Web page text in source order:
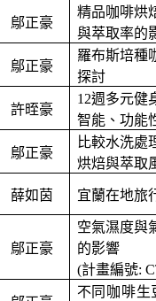
鄔正豪
精品咖啡烘
與萃取率的
鄔正豪
羅布斯培種
探討
許晊豪
12週多元健
智能、功能
鄔正豪
比較水洗處
烘焙與萃取
薛如茵 宜蘭在地旅
鄔正豪
空氣濕度與
的影響
(計畫編號:
不同咖啡生